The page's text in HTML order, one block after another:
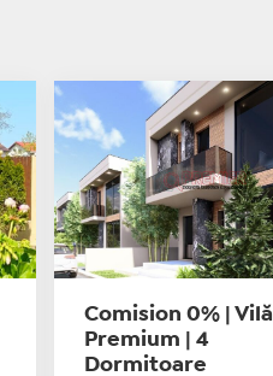
Comision 0% | Vilă
Premium | 4
Dormitoare